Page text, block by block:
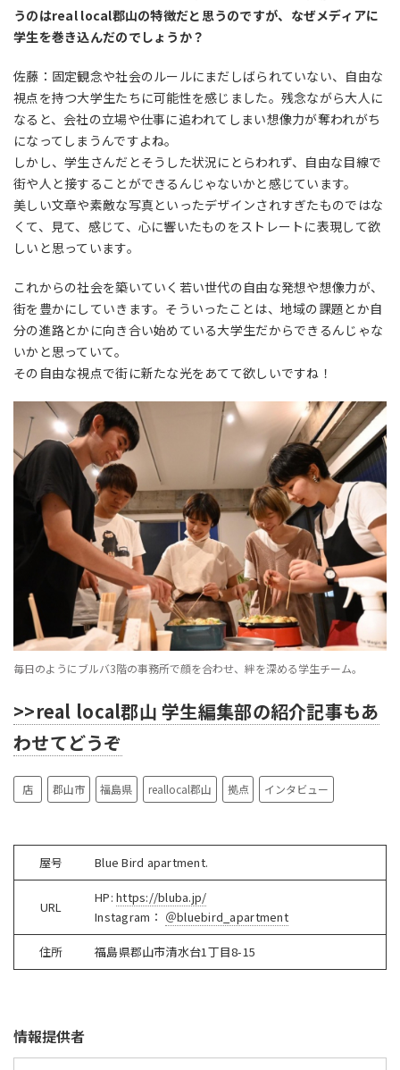
うのはreal local郡山の特徴だと思うのですが、なぜメディアに
学生を巻き込んだのでしょうか？
佐藤：固定観念や社会のルールにまだしばられていない、自由な
視点を持つ大学生たちに可能性を感じました。残念ながら大人に
なると、会社の立場や仕事に追われてしまい想像力が奪われがち
になってしまうんですよね。
しかし、学生さんだとそうした状況にとらわれず、自由な目線で
街や人と接することができるんじゃないかと感じています。
美しい文章や素敵な写真といったデザインされすぎたものではな
くて、見て、感じて、心に響いたものをストレートに表現して欲
しいと思っています。
これからの社会を築いていく若い世代の自由な発想や想像力が、
街を豊かにしていきます。そういったことは、地域の課題とか自
分の進路とかに向き合い始めている大学生だからできるんじゃな
いかと思っていて。
その自由な視点で街に新たな光をあてて欲しいですね！
毎日のようにブルバ3階の事務所で顔を合わせ、絆を深める学生チーム。
>>real local郡山 学生編集部の紹介記事もあ
わせてどうぞ
店 郡山市 福島県 reallocal郡山 拠点 インタビュー
屋号 Blue Bird apartment.
URL
HP:https://bluba.jp/
Instagram： ＠bluebird_apartment
住所 福島県郡山市清水台1丁目8-15
情報提供者